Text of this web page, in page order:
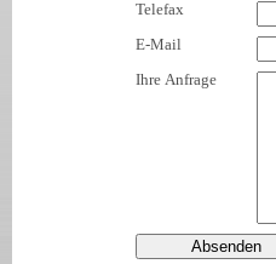
Telefax
E-Mail
Ihre Anfrage